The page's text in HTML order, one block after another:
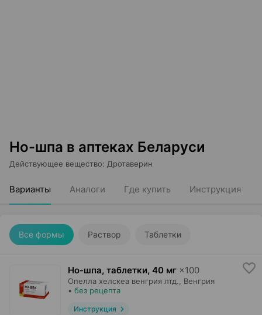
Но-шпа в аптеках Беларуси
Действующее вещество: Дротаверин
Варианты Аналоги Где купить Инструкция
Все формы Раствор Таблетки
Но-шпа, таблетки, 40 мг ×100
Опелла хелскеа венгрия лтд.
, Венгрия
• без рецепта
Инструкция